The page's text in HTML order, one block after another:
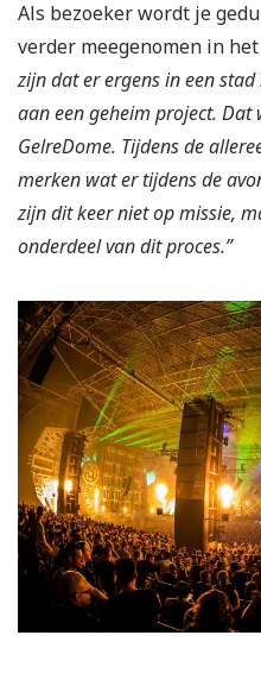
Als bezoeker wordt je
verder meegenomen in
zijn dat er ergens in een
aan een geheim project.
GelreDome. Tijdens de
merken wat er tijdens de
zijn dit keer niet op missie,
onderdeel van dit proces.”